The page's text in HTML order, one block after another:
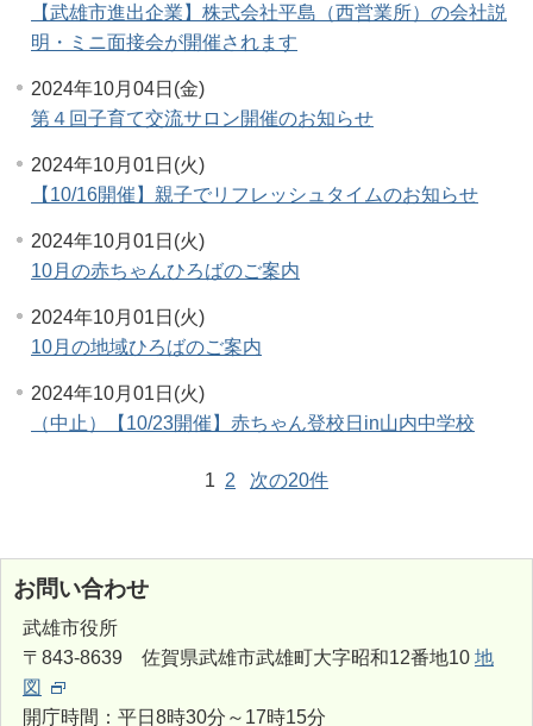
【武雄市進出企業】株式会社平島（西営業所）の会社説
明・ミニ面接会が開催されます
2024年10月04日(金)
第４回子育て交流サロン開催のお知らせ
2024年10月01日(火)
【10/16開催】親子でリフレッシュタイムのお知らせ
2024年10月01日(火)
10月の赤ちゃんひろばのご案内
2024年10月01日(火)
10月の地域ひろばのご案内
2024年10月01日(火)
（中止）【10/23開催】赤ちゃん登校日in山内中学校
1 2 次の20件
お問い合わせ
武雄市役所
〒843-8639 佐賀県武雄市武雄町大字昭和12番地10 地
図
開庁時間：平日8時30分～17時15分